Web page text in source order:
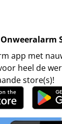
app met
heel de
store(s)!